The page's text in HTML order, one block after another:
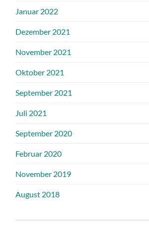
Januar 2022
Dezember 2021
November 2021
Oktober 2021
September 2021
Juli 2021
September 2020
Februar 2020
November 2019
August 2018